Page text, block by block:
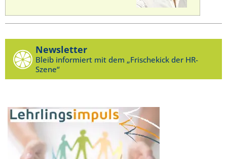
Newsletter
Bleib informiert mit dem „Frischekick der HR-
Szene“